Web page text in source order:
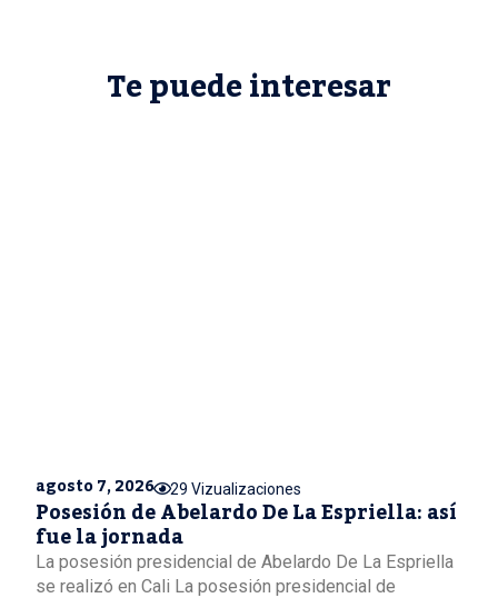
Te puede interesar
agosto 7, 2026 29 Vizualizaciones
Posesión de Abelardo De La Espriella: así
fue la jornada
La posesión presidencial de Abelardo De La Espriella
se realizó en Cali La posesión presidencial de